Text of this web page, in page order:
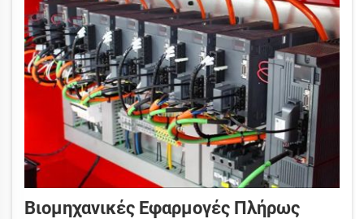
Βιομηχανικές Εφαρμογές Πλήρως